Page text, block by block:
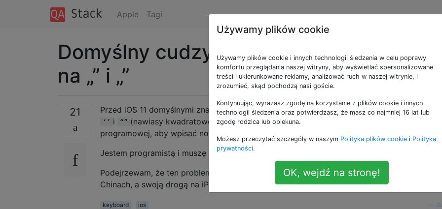
Apple Tagi
Domyślny cudzysłów na iOS 11
na „” i „”
21 Przed iOS 11 domyślnymi znakami cudzysłowu były ASCII ' i " , ale teraz są one
‘’ i “” (nawiasy kwadratowe). Muszę długo nacisnąć klawisz znaku cudzysłowu na
programowej, aby wpisać normalne i nie mam możliwości, aby wpisać je na Smart Cover.
Jestem programistą i muszę z niego korzystać
Podejrzewam, że ten problem jest związany z ustawieniami mojego języka i regionu, jestem
Chinach, a swoją drogą na iPadzie jest angielski.
keyboard ios
Używamy plików cookie
Używamy plików cookie i innych technologii śledzenia w celu poprawy
komfortu przeglądania naszej witryny, aby wyświetlać spersonalizowane
treści i ukierunkowane reklamy, analizować ruch w naszej witrynie, i
zrozumieć, skąd pochodzą nasi goście.
Kontynuując, wyrażasz zgodę na korzystanie z plików cookie i innych
technologii śledzenia oraz potwierdzasz, że masz co najmniej 16 lat lub
zgodę rodzica lub opiekuna.
Możesz przeczytać szczegóły w naszym Polityka plików cookie i Polityka
prywatności.
OK, wejdź na stronę!